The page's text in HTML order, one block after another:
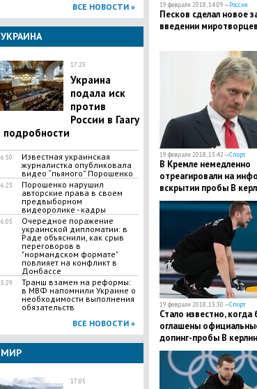
ВСЕ НОВОСТИ »
УКРАИНА
17:25
Украина
подала иск
против
России в Гаагу
подробности
Известная украинская
журналистка опубликовала
видео “пьяного” Порошенко
Порошенко нарушил
авторские права в своем
предвыборном
видеоролике - кадры
Очередное поражение
украинской дипломатии: в
Раде объяснили, как срыв
переговоров в
"нормандском формате"
повлияет на конфликт в
Донбассе
Транш взамен на реформы:
в МВФ напомнили Украине о
необходимости выполнения
обязательств
ВСЕ НОВОСТИ »
МИР
17:05
19 февраля 2018, 14:09 —Россия
Песков сделал новое
введении
19 февраля 2018, 13:42 —Спорт
В Кремле немедленно
отреагировали на
вскрытии пробы В
Крушельницкого
19 февраля 2018, 13:30 —Спорт
Стало известно, когда
оглашены
допинг-пробы В
Крушельницкого